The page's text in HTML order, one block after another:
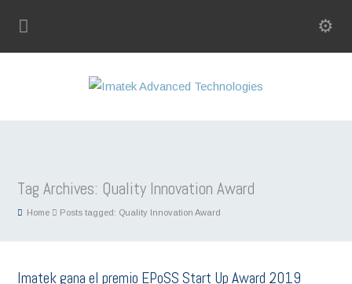
Tag Archives: Quality Innovation Award
Home Posts tagged: Quality Innovation Award
Imatek gana el premio EPoSS Start Up Award 2019